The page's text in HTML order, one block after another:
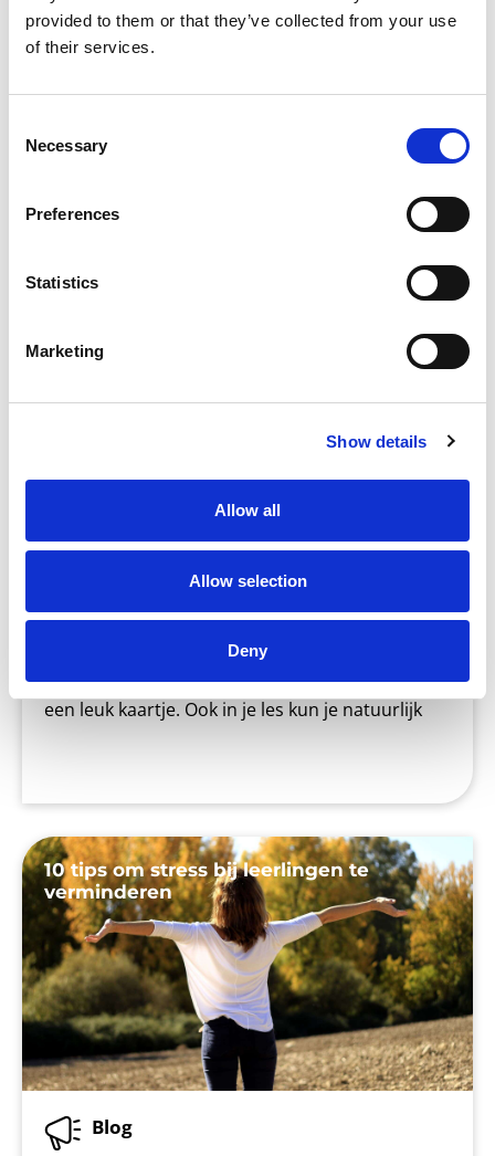
provided to them or that they’ve collected from your use
of their services.
Selection
Necessary
Preferences
Statistics
Marketing
Show details
Allow all
Allow selection
Deny
Blog
begeleiden bij het maken van huiswerk met onze
Het is weer bijna Valentijnsdag! Voor sommige
mensen een reden om hun (al dan niet geheime)
liefde te verrassen met een bos rode rozen of
een leuk kaartje. Ook in je les kun je natuurlijk
10 tips om stress bij leerlingen te
verminderen
Blog